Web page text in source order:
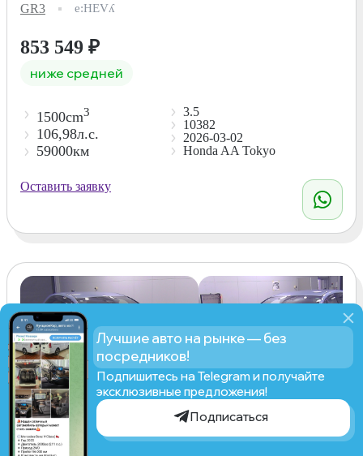
Рассчитать стоимость
GR3 e:HEVʎ
853 549 ₽
ниже средней
1500cm3
106,98л.с.
59000км
3.5
10382
2026-03-02
Honda AA Tokyo
Оставить заявку
Honda Fit, 2021
Лучшие авто на рынке — без
посредников!
Подпишитесь на Telegram и получайте
эксклюзивные предложения!
Подписаться